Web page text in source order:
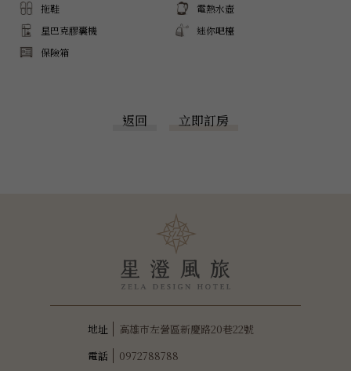
拖鞋
電熱水壺
星巴克膠囊機
迷你吧檯
保險箱
返回 立即訂房
高雄市左營區新慶路20巷22號
0972788788